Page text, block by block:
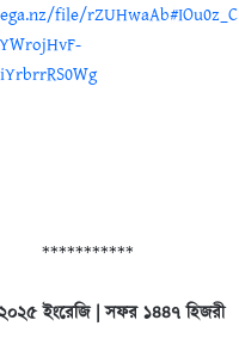
file/rZUHwaAb#IOu0z_C
***********
ইংরেজি | সফর ১৪৪৭ হিজরী